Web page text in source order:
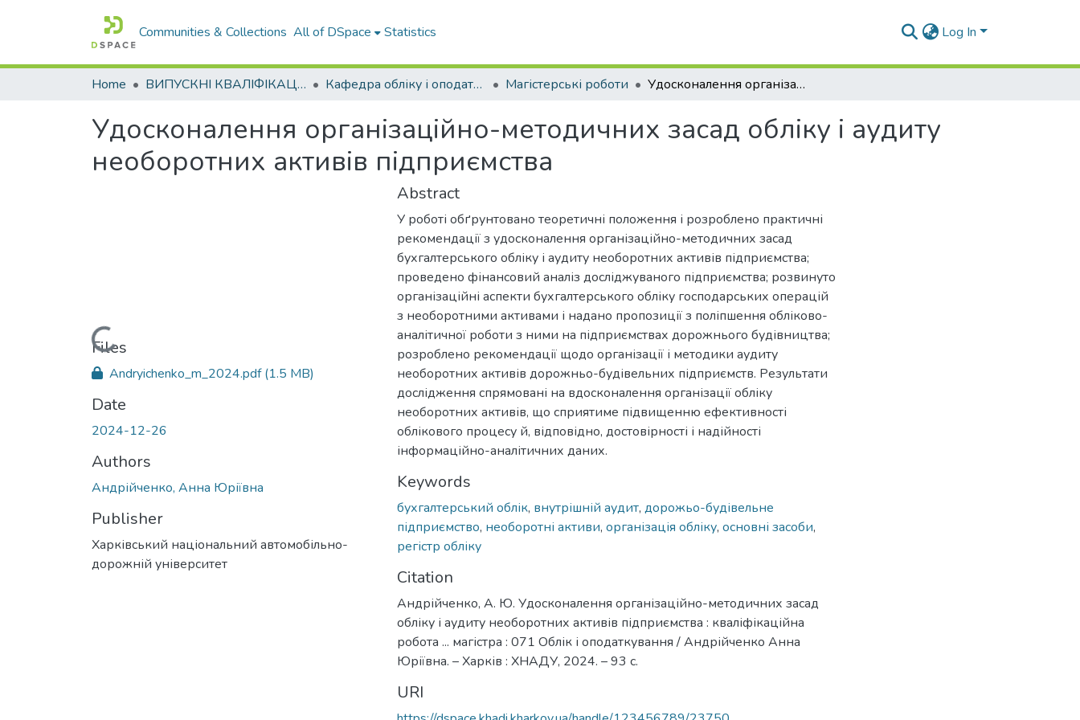
Communities & Collections All of DSpace Statistics Log In
Home ВИПУСКНІ КВАЛІФІКАЦІЙНІ РОБОТИ Кафедра обліку і оподаткування Магістерські роботи Удосконалення організаційно-методичних засад обліку і аудиту необоротних активів підприємства
Удосконалення організаційно-методичних засад обліку і аудиту
необоротних активів підприємства
Loading...
Files
Andryichenko_m_2024.pdf(1.5 MB)
Date
2024-12-26
Authors
Андрійченко, Анна Юріївна
Publisher
Харківський національний автомобільно-
дорожній університет
Abstract
У роботі обґрунтовано теоретичні положення і розроблено практичні
рекомендації з удосконалення організаційно-методичних засад
бухгалтерського обліку і аудиту необоротних активів підприємства;
проведено фінансовий аналіз досліджуваного підприємства; розвинуто
організаційні аспекти бухгалтерського обліку господарських операцій
з необоротними активами і надано пропозиції з поліпшення обліково-
аналітичної роботи з ними на підприємствах дорожнього будівництва;
розроблено рекомендації щодо організації і методики аудиту
необоротних активів дорожньо-будівельних підприємств. Результати
дослідження спрямовані на вдосконалення організації обліку
необоротних активів, що сприятиме підвищенню ефективності
облікового процесу й, відповідно, достовірності і надійності
інформаційно-аналітичних даних.
Keywords
бухгалтерський облік, внутрішній аудит, дорожьо-будівельне
підприємство, необоротні активи, організація обліку, основні засоби,
регістр обліку
Citation
Андрійченко, А. Ю. Удосконалення організаційно-методичних засад
обліку і аудиту необоротних активів підприємства : кваліфікаційна
робота ... магістра : 071 Облік і оподаткування / Андрійченко Анна
Юріївна. – Харків : ХНАДУ, 2024. – 93 с.
URI